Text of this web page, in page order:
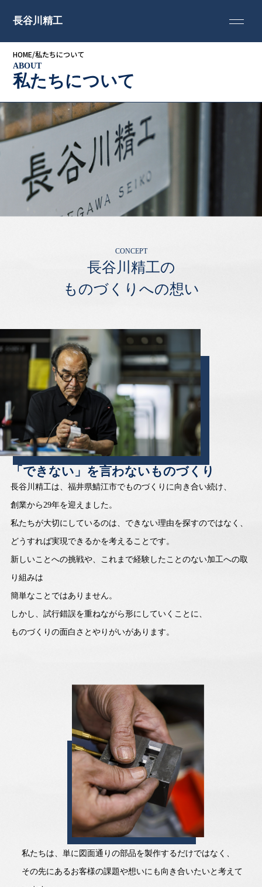
長谷川精工
HOME/私たちについて
ABOUT
私たちについて
CONCEPT
長谷川精工の
ものづくりへの想い
「できない」を言わないものづくり
長谷川精工は、福井県鯖江市でものづくりに向き合い続け、
創業から29年を迎えました。
私たちが大切にしているのは、できない理由を探すのではなく、
どうすれば実現できるかを考えることです。
新しいことへの挑戦や、これまで経験したことのない加工への取
り組みは
簡単なことではありません。
しかし、試行錯誤を重ねながら形にしていくことに、
ものづくりの面白さとやりがいがあります。
私たちは、単に図面通りの部品を製作するだけではなく、
その先にあるお客様の課題や想いにも向き合いたいと考えて